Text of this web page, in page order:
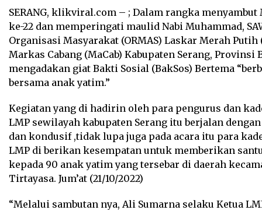
SERANG, klikviral.com – ; Dalam rangka menyambut
ke-22 dan memperingati maulid Nabi Muhammad,
Organisasi Masyarakat (ORMAS) Laskar Merah Putih
Markas Cabang (MaCab) Kabupaten Serang, Provinsi
mengadakan giat Bakti Sosial (BakSos) Bertema
bersama anak yatim.”
Kegiatan yang di hadirin oleh para pengurus dan
LMP sewilayah kabupaten Serang itu berjalan
dan kondusif ,tidak lupa juga pada acara itu para
LMP di berikan kesempatan untuk memberikan
kepada 90 anak yatim yang tersebar di daerah
Tirtayasa. Jum’at (21/10/2022)
“Melalui sambutan nya, Ali Sumarna selaku Ketua